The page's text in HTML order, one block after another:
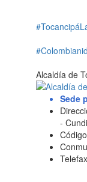
Alcaldía de
Sede
-